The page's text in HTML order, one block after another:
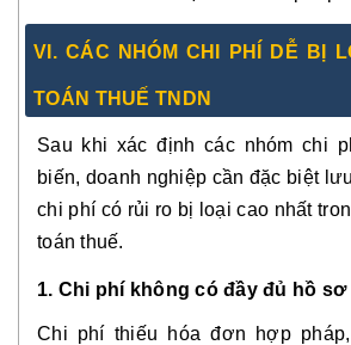
VI. CÁC NHÓM CHI PHÍ DỄ BỊ
TOÁN THUẾ TNDN
Sau khi xác định các nhóm chi
biến, doanh nghiệp cần đặc biệt
chi phí có rủi ro bị loại cao nhất
toán thuế.
1. Chi phí không có đầy đủ hồ sơ
Chi phí thiếu hóa đơn hợp